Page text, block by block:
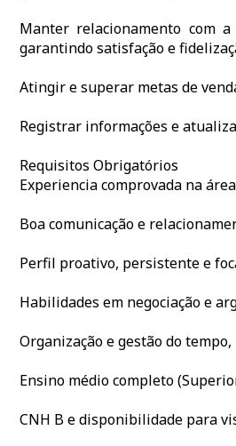
Manter relacionamento com
garantindo satisfação e
Atingir e superar metas de
Registrar informações e
Requisitos Obrigatórios
Experiencia comprovada na
Boa comunicação e
Perfil proativo, persistente e
Habilidades em negociação e
Organização e gestão do tempo,
Ensino médio completo
CNH B e disponibilidade para